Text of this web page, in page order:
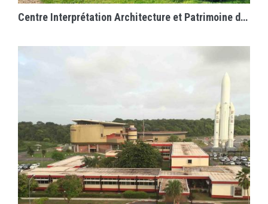
Centre Interprétation Architecture et Patrimoine de Saint-Emilion